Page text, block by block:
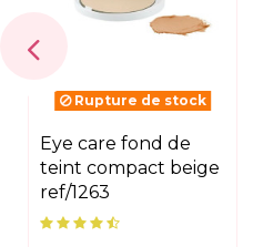
Rupture de stock
eye care fond de
teint compact beige
ref/1263